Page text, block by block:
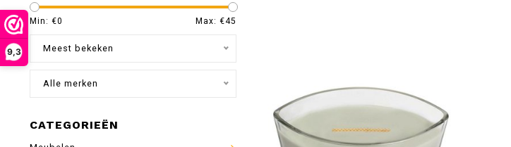
9,3
Min: €0 Max: €45
Meest bekeken
Alle merken
CATEGORIEËN